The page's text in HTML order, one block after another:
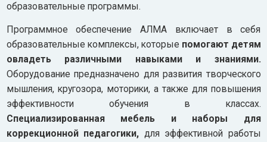
образовательные программы.
Программное обеспечение АЛМА включает в себя
образовательные комплексы, которые помогают детям
овладеть различными навыками и знаниями.
Оборудование предназначено для развития творческого
мышления, кругозора, моторики, а также для повышения
эффективности обучения в классах.
Специализированная мебель и наборы для
коррекционной педагогики, для эффективной работы